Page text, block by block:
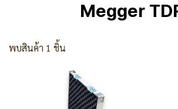
Megger
พบสินค้า 1 ชิ้น